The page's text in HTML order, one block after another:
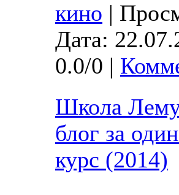
кино |
Дата:
0.0/0 |
Школа
блог за
курс (2014)